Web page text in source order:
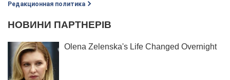
Редакционная политика